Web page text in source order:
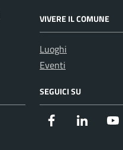
VIVERE IL COMUNE
Luoghi
Eventi
SEGUICI SU
Facebook Instagram